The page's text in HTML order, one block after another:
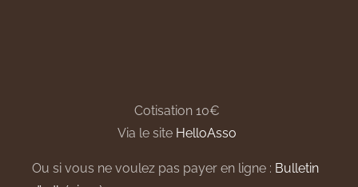
Cotisation 10€
Via le site HelloAsso
Ou si vous ne voulez pas payer en ligne : Bulletin